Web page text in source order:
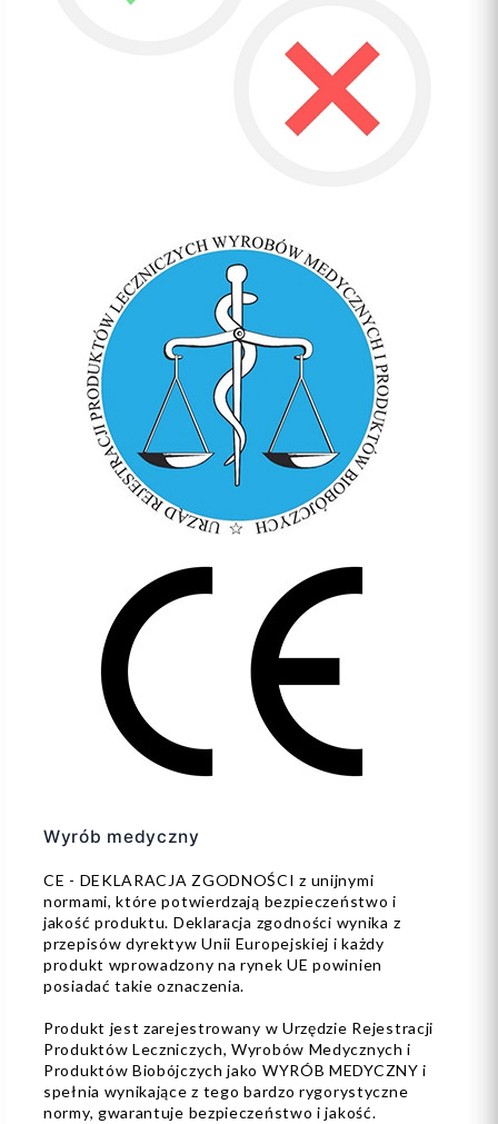
Wyrób medyczny
CE - DEKLARACJA ZGODNOŚCI z unijnymi
normami, które potwierdzają bezpieczeństwo i
jakość produktu. Deklaracja zgodności wynika z
przepisów dyrektyw Unii Europejskiej i każdy
produkt wprowadzony na rynek UE powinien
posiadać takie oznaczenia.
Produkt jest zarejestrowany w Urzędzie Rejestracji
Produktów Leczniczych, Wyrobów Medycznych i
Produktów Biobójczych jako WYRÓB MEDYCZNY i
spełnia wynikające z tego bardzo rygorystyczne
normy, gwarantuje bezpieczeństwo i jakość.